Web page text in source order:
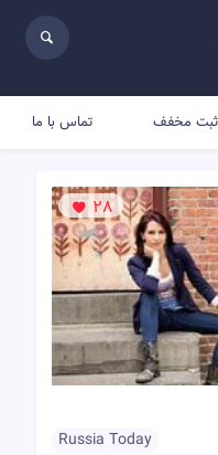
ثبت مخفف تماس با ما
28
Russia Today